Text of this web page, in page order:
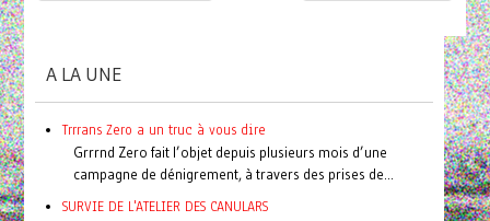
A LA UNE
Trrrans Zero a un truc à vous dire
Grrrnd Zero fait l’objet depuis plusieurs mois d’une
campagne de dénigrement, à travers des prises de...
SURVIE DE L'ATELIER DES CANULARS